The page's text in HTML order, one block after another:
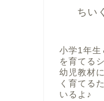
ちい
小学1年生
を育てる
幼児教材
く育てる
いるよ♪